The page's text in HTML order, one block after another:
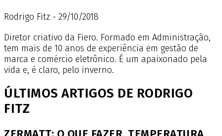
Rodrigo Fitz - 29/10/2018
Diretor criativo da Fiero. Formado em Administração,
tem mais de 10 anos de experiência em gestão de
marca e comércio eletrônico. É um apaixonado pela
vida e, é claro, pelo inverno.
ÚLTIMOS ARTIGOS DE RODRIGO
FITZ